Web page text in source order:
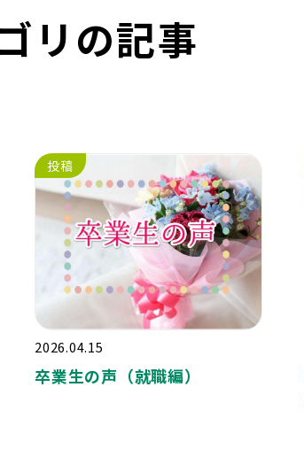
リの記事
投稿
2026.04.15
卒業生の声（就職編）